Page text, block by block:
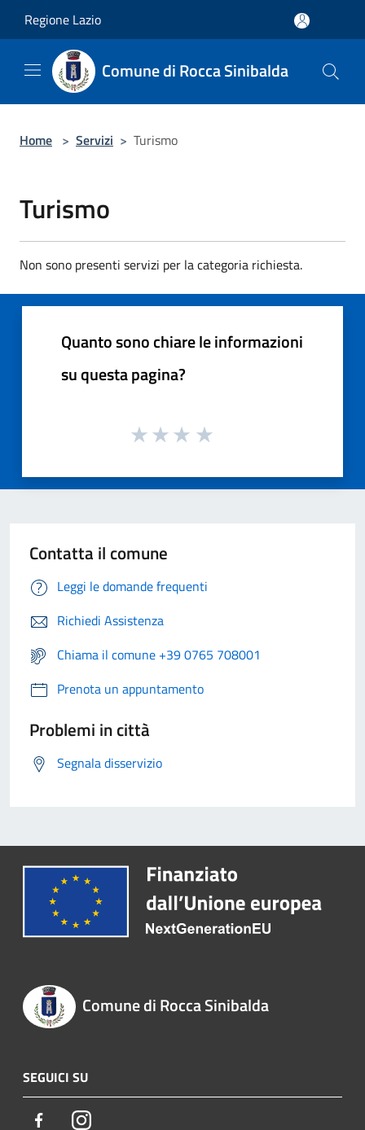
Regione Lazio
Comune di Rocca Sinibalda
Home > Servizi > Turismo
Turismo
Non sono presenti servizi per la categoria richiesta.
Quanto sono chiare le informazioni
su questa pagina?
Contatta il comune
Leggi le domande frequenti
Richiedi Assistenza
Chiama il comune +39 0765 708001
Prenota un appuntamento
Problemi in città
Segnala disservizio
Comune di Rocca Sinibalda
SEGUICI SU
FacebookInstagram